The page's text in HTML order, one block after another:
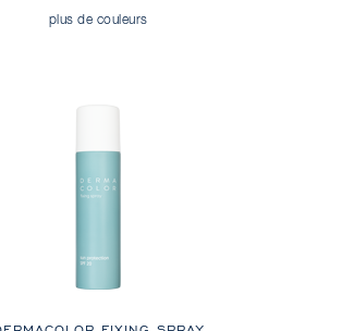
plus de couleurs